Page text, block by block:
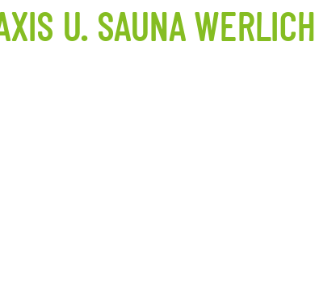
U. SAUNA WERLICH